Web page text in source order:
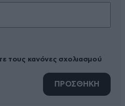
τους κανόνες σχολιασμού
ΠΡΟΣΘΗΚΗ